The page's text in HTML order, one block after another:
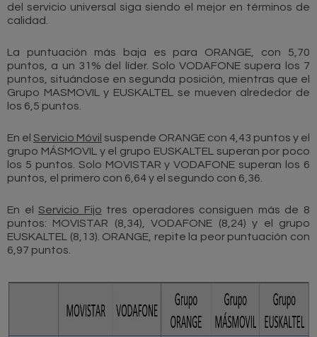
del servicio universal siga siendo el mejor en términos de
calidad.
La puntuación más baja es para ORANGE, con 5,70
puntos, a un 31% del líder. Solo VODAFONE supera los 7
puntos, situándose en segunda posición, mientras que el
Grupo MASMOVIL y EUSKALTEL se mueven alrededor de
los 6,5 puntos.
En el Servicio Móvil suspende ORANGE con 4,43 puntos y el
grupo MÁSMOVIL y el grupo EUSKALTEL superan por poco
los 5 puntos. Solo MOVISTAR y VODAFONE superan los 6
puntos, el primero con 6,64 y el segundo con 6,36.
En elServicio Fijo tres operadores consiguen más de 8
puntos: MOVISTAR (8,34), VODAFONE (8,24) y el grupo
EUSKALTEL (8,13). ORANGE, repite la peor puntuación con
6,97 puntos.